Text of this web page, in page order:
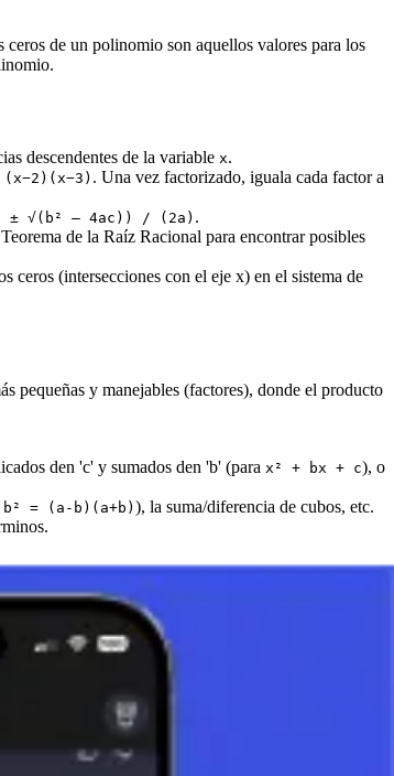
de un polinomio son aquellos valores para los
descendentes de la variable x.
(x−2)(x−3) . Una vez factorizado, iguala cada factor a
± √(b² – 4ac)) / (2a) .
de la Raíz Racional para encontrar posibles
ceros (intersecciones con el eje x) en el sistema de
pequeñas y manejables (factores), donde el producto
den 'c' y sumados den 'b' (para x² + bx + c), o
= (a-b)(a+b)), la suma/diferencia de cubos, etc.
Buscamos "candidatos" para posibles ceros
ceros) y para dividir polinomios, lo que puede